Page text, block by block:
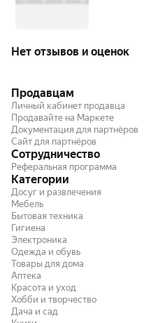
Нет отзывов и оценок
Продавцам
Личный кабинет продавца
Продавайте на Маркете
Документация для партнёров
Сайт для партнёров
Сотрудничество
Реферальная программа
Категории
Досуг и развлечения
Мебель
Бытовая техника
Гигиена
Электроника
Одежда и обувь
Товары для дома
Аптека
Красота и уход
Хобби и творчество
Дача и сад